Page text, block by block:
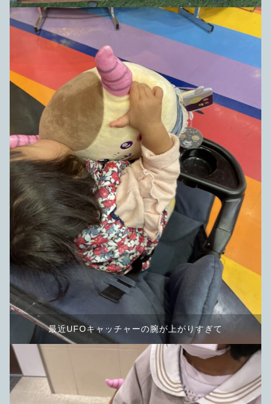
最近UFOキャッチャーの腕が上がりすぎて